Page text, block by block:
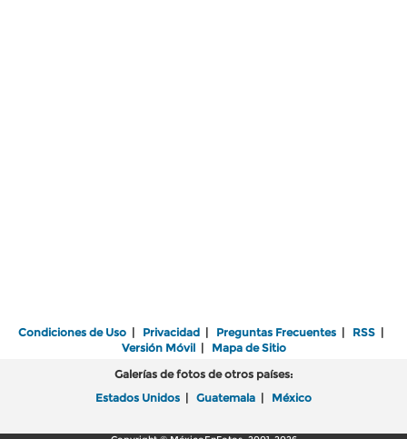
Condiciones de Uso | Privacidad | Preguntas Frecuentes | RSS |
Versión Móvil| Mapa de Sitio
Galerías de fotos de otros países:
Estados Unidos | Guatemala | México